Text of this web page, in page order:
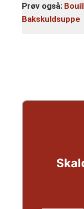
Prøv også:
Bakskuldsuppe